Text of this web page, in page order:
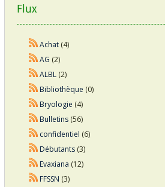
Flux
Achat(4)
AG (2)
ALBL(2)
Bibliothèque (0)
Bryologie (4)
Bulletins(56)
confidentiel (6)
Débutants(3)
Evaxiana (12)
FFSSN (3)